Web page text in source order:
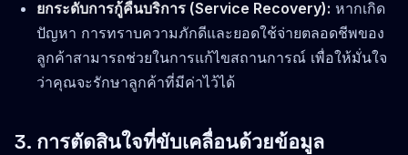
ยกระดับการกู้คืนบริการ (Service Recovery): หากเกิด
ปัญหา การทราบความภักดีและยอดใช้จ่ายตลอดชีพของ
ลูกค้าสามารถช่วยในการแก้ไขสถานการณ์ เพื่อให้มั่นใจ
ว่าคุณจะรักษาลูกค้าที่มีค่าไว้ได้
3. การตัดสินใจที่ขับเคลื่อนด้วยข้อมูล